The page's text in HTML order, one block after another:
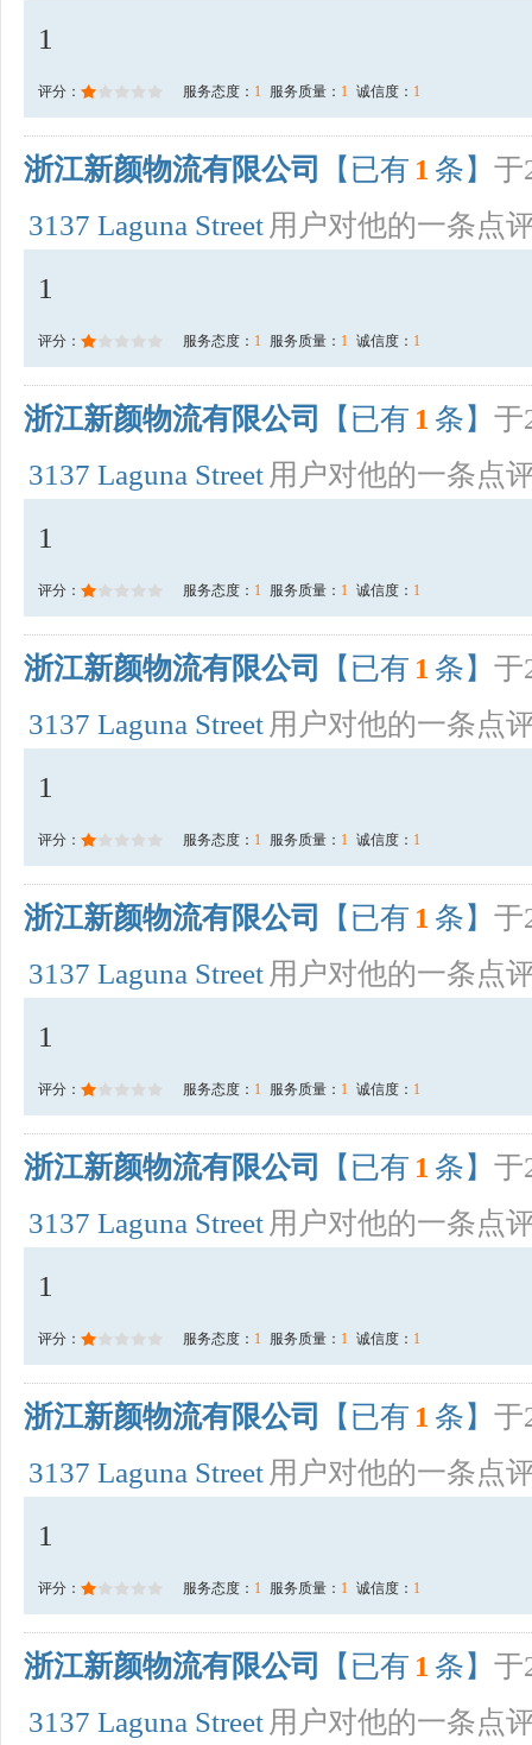
1
评分： 服务态度： 1 服务质量： 1 诚信度： 1
浙江新颜物流有限公司 【已有 1 条】 于
3137 Laguna Street 用户对他的一条点
1
评分： 服务态度： 1 服务质量： 1 诚信度： 1
浙江新颜物流有限公司 【已有 1 条】 于
3137 Laguna Street 用户对他的一条点
1
评分： 服务态度： 1 服务质量： 1 诚信度： 1
浙江新颜物流有限公司 【已有 1 条】 于
3137 Laguna Street 用户对他的一条点
1
评分： 服务态度： 1 服务质量： 1 诚信度： 1
浙江新颜物流有限公司 【已有 1 条】 于
3137 Laguna Street 用户对他的一条点
1
评分： 服务态度： 1 服务质量： 1 诚信度： 1
浙江新颜物流有限公司 【已有 1 条】 于
3137 Laguna Street 用户对他的一条点
1
评分： 服务态度： 1 服务质量： 1 诚信度： 1
浙江新颜物流有限公司 【已有 1 条】 于
3137 Laguna Street 用户对他的一条点
1
评分： 服务态度： 1 服务质量： 1 诚信度： 1
浙江新颜物流有限公司 【已有 1 条】 于
3137 Laguna Street 用户对他的一条点